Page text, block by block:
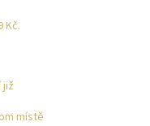
Kč.
již
místě